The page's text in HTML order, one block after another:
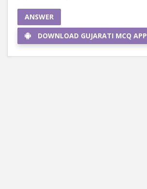
ANSWER
DOWNLOAD GUJARATI MCQ APP